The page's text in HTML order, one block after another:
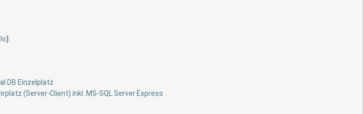
):
DB Einzelplatz
(Server-Client) inkl. MS-SQL Server Express